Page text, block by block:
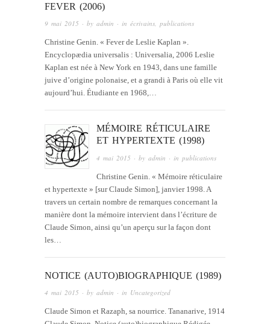
FEVER (2006)
9 mai 2015 · by admin · in écrivains, publications
Christine Genin. « Fever de Leslie Kaplan ».
Encyclopædia universalis : Universalia, 2006 Leslie
Kaplan est née à New York en 1943, dans une famille
juive d’origine polonaise, et a grandi à Paris où elle vit
aujourd’hui. Étudiante en 1968,…
MÉMOIRE RÉTICULAIRE
ET HYPERTEXTE (1998)
4 mai 2015 · byadmin · inpublications
Christine Genin. « Mémoire réticulaire
et hypertexte » [sur Claude Simon], janvier 1998. A
travers un certain nombre de remarques concernant la
manière dont la mémoire intervient dans l’écriture de
Claude Simon, ainsi qu’un aperçu sur la façon dont
les…
NOTICE (AUTO)BIOGRAPHIQUE (1989)
4 mai 2015 · by admin · in Uncategorized
Claude Simon et Razaph, sa nourrice. Tananarive, 1914